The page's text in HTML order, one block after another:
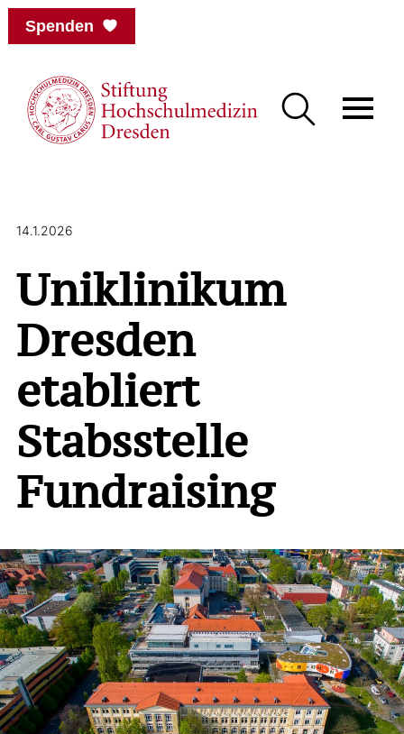
Spenden
14.1.2026
Uniklinikum
Dresden
etabliert
Stabsstelle
Fundraising